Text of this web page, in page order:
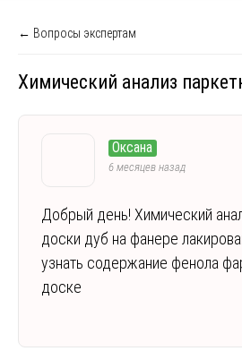
← Вопросы экспертам
Химический анализ
Оксана
6 месяцев назад
Добрый день! Химический
доски дуб на фанере
узнать содержание фенола
доске